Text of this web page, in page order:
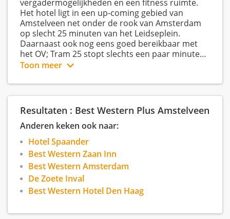
vergadermogelijkheden en een fitness ruimte.
Het hotel ligt in een up-coming gebied van
Amstelveen net onder de rook van Amsterdam
op slecht 25 minuten van het Leidseplein.
Daarnaast ook nog eens goed bereikbaar met
het OV; Tram 25 stopt slechts een paar minuten
van het hotel vandaan en er zijn diverse
Intresse om hier te komen werken? Bekijk dan
onze vacatures en misschien zoeken wij jou!
Toon meer
Resultaten : Best Western Plus Amstelveen
Anderen keken ook naar:
Hotel Spaander
Best Western Zaan Inn
Best Western Amsterdam
De Zoete Inval
Best Western Hotel Den Haag